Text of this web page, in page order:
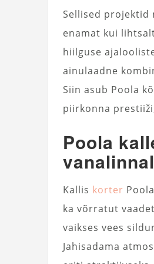
Sellised projektid
enamat kui
hiilguse
ainulaadne
Siin asub Poola
piirkonna
Poola
Kallis korter
ka võrratut
vaikses vees
Jahisadama